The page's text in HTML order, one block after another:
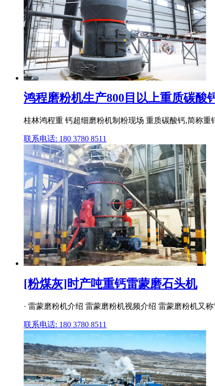
鸿程磨粉机生产800目以上重质碳酸
桂林鸿程重 钙超细磨粉机制粉现场 重质碳酸钙,简称
联系电话: 180 3780 8511
[粉煤灰]时产吨重钙雷蒙磨石头机
· 雷蒙磨粉机介绍 雷蒙磨粉机视频介绍 雷蒙磨粉机又
联系电话: 180 3780 8511